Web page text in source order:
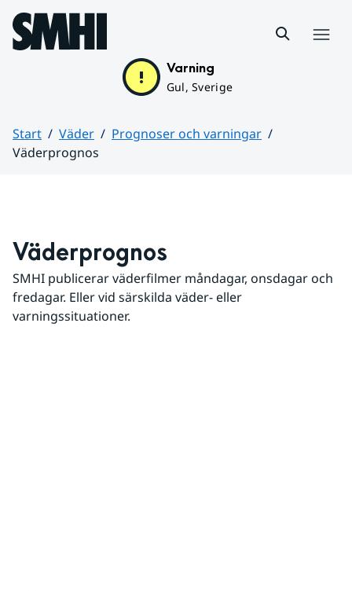
Hoppa till sidans innehåll
Varning
Gul, Sverige
Start Väder
Prognoser och varningar
Väderprognos
Väderprognos
SMHI publicerar väderfilmer måndagar, onsdagar och
fredagar. Eller vid särskilda väder- eller
varningssituationer.